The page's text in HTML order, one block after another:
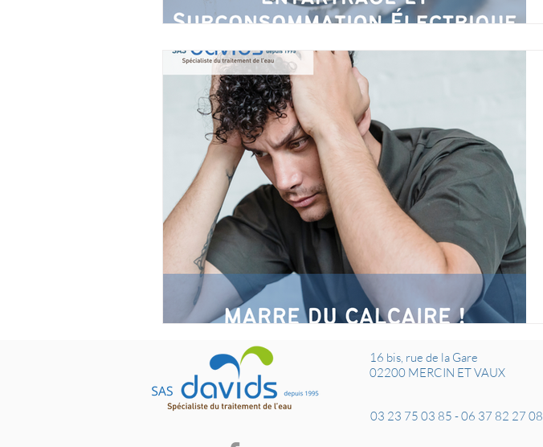
16 bis, rue de la Gare
02200 MERCIN ET VAUX
03 23 75 03 85 -06 37 82 27 08